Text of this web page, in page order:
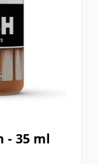
- 35 ml